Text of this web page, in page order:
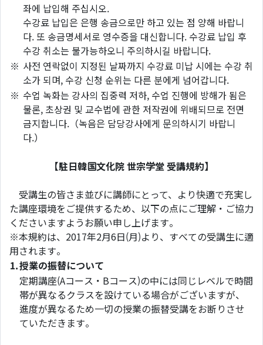
좌에 납입해 주십시오.
수강료 납입은 은행 송금으로만 하고 있는 점 양해 바랍니
다. 또 송금명세서로 영수증을 대신합니다. 수강료 납입 후
수강 취소는 불가능하오니 주의하시길 바랍니다.
※ 사전 연락없이 지정된 날짜까지 수강료 미납 시에는 수강 취
소가 되며, 수강 신청 순위는 다른 분에게 넘어갑니다.
※ 수업 녹화는 강사의 집중력 저하, 수업 진행에 방해가 됨은
물론, 초상권 및 교수법에 관한 저작권에 위배되므로 전면
금지합니다.（녹음은 담당강사에게 문의하시기 바랍니
다.）
【駐日韓国文化院 世宗学堂 受講規約】
受講生の皆さま並びに講師にとって、より快適で充実し
た講座環境をご提供するため、以下の点にご理解・ご協力
くださいますようお願い申し上げます。
※本規約は、2017年2月6日(月)より、すべての受講生に適
用されます。
1.授業の振替について
定期講座(Aコース・Bコース)の中には同じレベルで時間
帯が異なるクラスを設けている場合がございますが、
進度が異なるため一切の授業の振替受講をお断りさせ
ていただきます。